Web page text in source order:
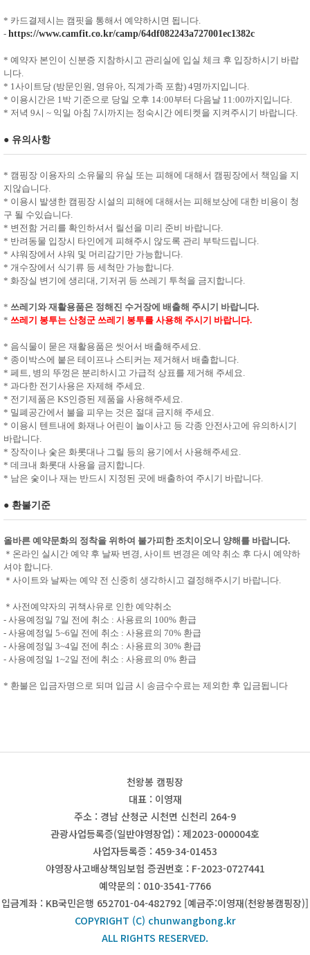
* 카드결제시는 캠핏을 통해서 예약하시면 됩니다.
- https://www.camfit.co.kr/camp/64df082243a727001ec1382c
* 예약자 본인이 신분증 지참하시고 관리실에 입실 체크 후 입장하시기 바랍
니다.
* 1사이트당 (방문인원, 영유아, 직계가족 포함) 4명까지입니다.
* 이용시간은 1박 기준으로 당일 오후 14:00부터 다음날 11:00까지입니다.
* 저녁 9시 ~ 익일 아침 7시까지는 정숙시간 에티켓을 지켜주시기 바랍니다.
● 유의사항
* 캠핑장 이용자의 소유물의 유실 또는 피해에 대해서 캠핑장에서 책임을 지
지않습니다.
* 이용시 발생한 캠핑장 시설의 피해에 대해서는 피해보상에 대한 비용이 청
구 될 수있습니다.
* 변전함 거리를 확인하셔서 릴선을 미리 준비 바랍니다.
* 반려동물 입장시 타인에게 피해주시 않도록 관리 부탁드립니다.
* 샤워장에서 샤워 및 머리감기만 가능합니다.
* 개수장에서 식기류 등 세척만 가능합니다.
* 화장실 변기에 생리대, 기저귀 등 쓰레기 투척을 금지합니다.
* 쓰레기와 재활용품은 정해진 수거장에 배출해 주시기 바랍니다.
* 쓰레기 봉투는 산청군 쓰레기 봉투를 사용해 주시기 바랍니다.
* 음식물이 묻은 재활용품은 씻어서 배출해주세요.
* 종이박스에 붙은 테이프나 스티커는 제거해서 배출합니다.
* 페트, 병의 뚜껑은 분리하시고 가급적 상표를 제거해 주세요.
* 과다한 전기사용은 자제해 주세요.
* 전기제품은 KS인증된 제품을 사용해주세요.
* 밀폐공간에서 불을 피우는 것은 절대 금지해 주세요.
* 이용시 텐트내에 화재나 어린이 놀이사고 등 각종 안전사고에 유의하시기
바랍니다.
* 장작이나 숯은 화롯대나 그릴 등의 용기에서 사용해주세요.
* 데크내 화롯대 사용을 금지합니다.
* 남은 숯이나 재는 반드시 지정된 곳에 배출하여 주시기 바랍니다.
● 환불기준
올바른 예약문화의 정착을 위하여 불가피한 조치이오니 양해를 바랍니다.
＊온라인 실시간 예약 후 날짜 변경, 사이트 변경은 예약 취소 후 다시 예약하
셔야 합니다.
＊사이트와 날짜는 예약 전 신중히 생각하시고 결정해주시기 바랍니다.
＊사전예약자의 귀책사유로 인한 예약취소
- 사용예정일 7일 전에 취소 : 사용료의 100% 환급
- 사용예정일 5~6일 전에 취소 : 사용료의 70% 환급
- 사용예정일 3~4일 전에 취소 : 사용료의 30% 환급
- 사용예정일 1~2일 전에 취소 : 사용료의 0% 환급
* 환불은 입금자명으로 되며 입금 시 송금수수료는 제외한 후 입금됩니다
천왕봉 캠핑장
대표 : 이영재
주소 : 경남 산청군 시천면 신천리 264-9
관광사업등록증(일반야영장업) : 제2023-000004호
사업자등록증 : 459-34-01453
야영장사고배상책임보험 증권번호 : F-2023-0727441
예약문의 : 010-3541-7766
입금계좌 : KB국민은행 652701-04-482792 [예금주:이영재(천왕봉캠핑장)]
COPYRIGHT (C) chunwangbong.kr
ALL RIGHTS RESERVED.